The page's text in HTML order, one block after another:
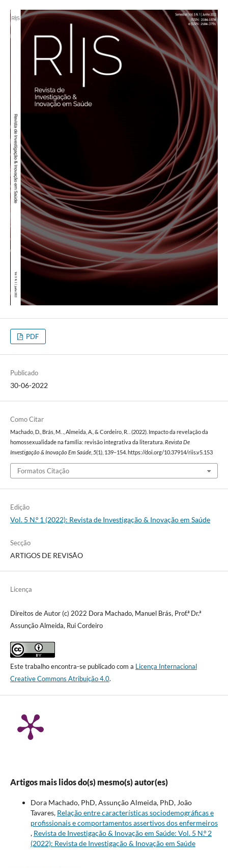
PDF
Publicado
30-06-2022
Como Citar
Machado, D., Brás, M. ., Almeida, A., & Cordeiro, R. . (2022). Impacto da revelação da
homossexualidade na família: revisão integrativa da literatura. Revista De
Investigação & Inovação Em Saúde, 5(1), 139–154. https://doi.org/10.37914/riis.v5.153
Formatos Citação
Edição
Vol. 5 N.º 1 (2022): Revista de Investigação & Inovação em Saúde
Secção
ARTIGOS DE REVISÃO
Licença
Direitos de Autor (c) 2022 Dora Machado, Manuel Brás, Prof.ª Dr.ª
Assunção Almeida, Rui Cordeiro
Este trabalho encontra-se publicado com a Licença Internacional
Creative Commons Atribuição 4.0.
Artigos mais lidos do(s) mesmo(s) autor(es)
Dora Machado, PhD, Assunção Almeida, PhD, João
Tavares, Relação entre características sociodemográficas e
profissionais e comportamentos assertivos dos enfermeiros
, Revista de Investigação & Inovação em Saúde: Vol. 5 N.º 2
(2022): Revista de Investigação & Inovação em Saúde